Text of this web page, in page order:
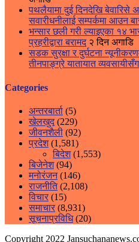
पथलैयामा दुई दिनदेखि बेवारिसे
सवारीधनीलाई सम्पर्कमा आउन
भन्सार छली गरी ल्याइएका १४
प्रहरीद्वारा बरामद २ दिन अगाडि
सडक सुरक्षा र दुर्घटना
तीनपाङ्ग्रे यातायात
Categories
अन्तरबार्ता (5)
खेलखुद(229)
जीवनशैली (92)
प्रदेश(1,581)
बिदेश(1,553)
बिजेनेश(94)
मनोरंजन(146)
राजनीति(2,108)
विचार(15)
समाचार(8,931)
सूचनाप्रविधि(20)
Copyright 2022